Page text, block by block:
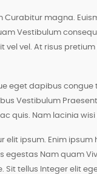
magna.
Vestibulum
vel. At risus
eget dapibus
Vestibulum
quis. Nam lacinia
ipsum. Enim
egestas Nam quam
Sit tellus Integer elit